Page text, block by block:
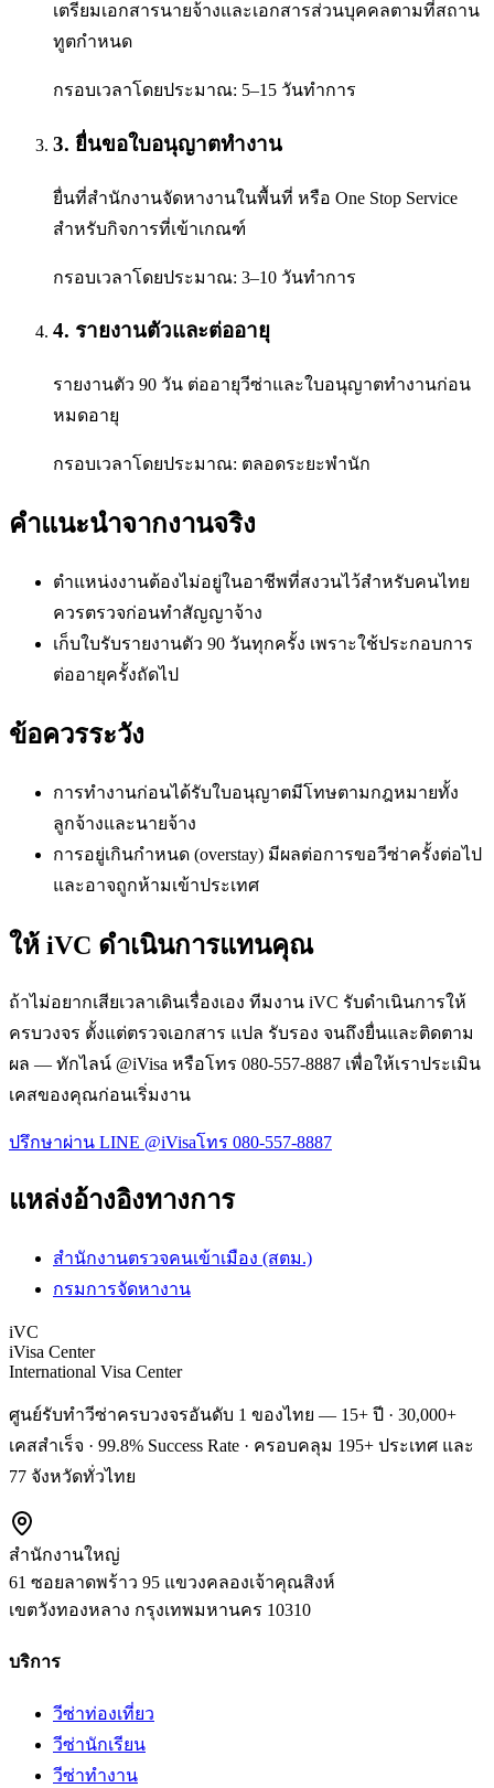
เตรียมเอกสารนายจ้างและเอกสารส่วนบุคคลตามที่สถาน
ทูตกำหนด
กรอบเวลาโดยประมาณ: 5–15 วันทำการ
3. ยื่นขอใบอนุญาตทำงาน
ยื่นที่สำนักงานจัดหางานในพื้นที่ หรือ One Stop Service
สำหรับกิจการที่เข้าเกณฑ์
กรอบเวลาโดยประมาณ: 3–10 วันทำการ
4. รายงานตัวและต่ออายุ
รายงานตัว 90 วัน ต่ออายุวีซ่าและใบอนุญาตทำงานก่อน
หมดอายุ
กรอบเวลาโดยประมาณ: ตลอดระยะพำนัก
คำแนะนำจากงานจริง
ตำแหน่งงานต้องไม่อยู่ในอาชีพที่สงวนไว้สำหรับคนไทย
ควรตรวจก่อนทำสัญญาจ้าง
เก็บใบรับรายงานตัว 90 วันทุกครั้ง เพราะใช้ประกอบการ
ต่ออายุครั้งถัดไป
ข้อควรระวัง
การทำงานก่อนได้รับใบอนุญาตมีโทษตามกฎหมายทั้ง
ลูกจ้างและนายจ้าง
การอยู่เกินกำหนด (overstay) มีผลต่อการขอวีซ่าครั้งต่อไป
และอาจถูกห้ามเข้าประเทศ
ให้ iVC ดำเนินการแทนคุณ
ถ้าไม่อยากเสียเวลาเดินเรื่องเอง ทีมงาน iVC รับดำเนินการให้
ครบวงจร ตั้งแต่ตรวจเอกสาร แปล รับรอง จนถึงยื่นและติดตาม
ผล — ทักไลน์ @iVisa หรือโทร 080-557-8887 เพื่อให้เราประเมิน
เคสของคุณก่อนเริ่มงาน
ปรึกษาผ่าน LINE @iVisaโทร 080-557-8887
แหล่งอ้างอิงทางการ
สำนักงานตรวจคนเข้าเมือง (สตม.)
กรมการจัดหางาน
iVC
iVisa Center
International Visa Center
ศูนย์รับทำวีซ่าครบวงจรอันดับ 1 ของไทย — 15+ ปี · 30,000+
เคสสำเร็จ · 99.8% Success Rate · ครอบคลุม 195+ ประเทศ และ
77 จังหวัดทั่วไทย
สำนักงานใหญ่
61 ซอยลาดพร้าว 95 แขวงคลองเจ้าคุณสิงห์
เขตวังทองหลาง กรุงเทพมหานคร 10310
บริการ
วีซ่าท่องเที่ยว
วีซ่านักเรียน
วีซ่าทำงาน